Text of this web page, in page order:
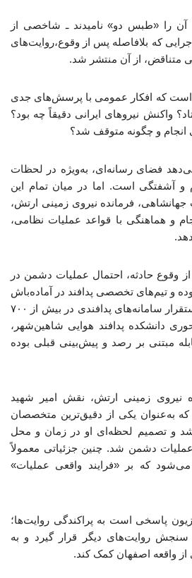
آن را «طبس دو» نامیدند ـ شاخصی از
که بلافاصله پس از وقوع،روایت‌های
متناقض، از آن منتشر شد.
که افکار عمومی با پرسش‌های جدی
واکنش نیروهای ایرانی دقیقاً چه بود؟
و چگونه متوقف شد؟
فضای رسانه‌ای، به‌ویژه در لحظات
و آشفتگی است. اما در میان تمام این
فرمانده نیروی زمینی ارتش،
و هماهنگی با قواعد عملیات نظامی،
وقوع حادثه، احتمال عملیات دشمن در
و تیم‌های تخصصی پدافند در آماده‌باش
قرار داشته‌اند. اشاره به استقرار سامانه‌های پدافندی در بیش از ۷۰۰
دانشکده پدافند هوایی شاهین‌شهر،
مبتنی بر رصد و پیش‌بینی قبلی بوده
نیروی زمینی ارتش، نقش امیر شهید
به‌عنوان یکی از دقیق‌ترین متخصصان
و تصمیم لحظه‌ای او در زمان و محل
دشمن شد. چنین جزئیاتی معمولاً
می‌شود که بر «فرایند واقعی عملیات»
پاسخی است به پراکندگی روایت‌ها؛
سنجش روایت‌های دیگر قرار گیرد و به
واقعه اصفهان کمک کند.